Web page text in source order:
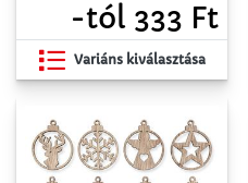
-tól 333 Ft
Variáns kiválasztása